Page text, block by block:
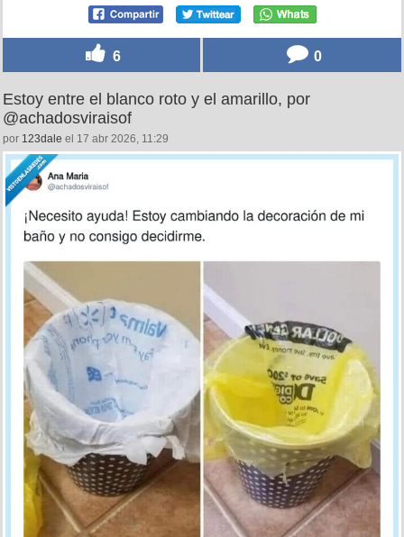
6 0
Estoy entre el blanco roto y el amarillo, por
@achadosviraisof
por 123dale el 17 abr 2026, 11:29